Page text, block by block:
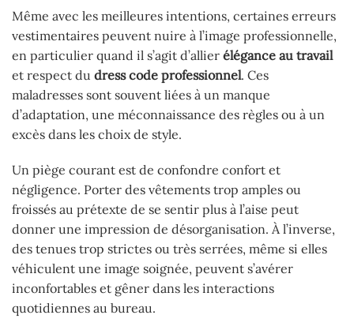
Même avec les meilleures intentions, certaines erreurs
vestimentaires peuvent nuire à l’image professionnelle,
en particulier quand il s’agit d’allier élégance au travail
et respect du dress code professionnel. Ces
maladresses sont souvent liées à un manque
d’adaptation, une méconnaissance des règles ou à un
excès dans les choix de style.
Un piège courant est de confondre confort et
négligence. Porter des vêtements trop amples ou
froissés au prétexte de se sentir plus à l’aise peut
donner une impression de désorganisation. À l’inverse,
des tenues trop strictes ou très serrées, même si elles
véhiculent une image soignée, peuvent s’avérer
inconfortables et gêner dans les interactions
quotidiennes au bureau.